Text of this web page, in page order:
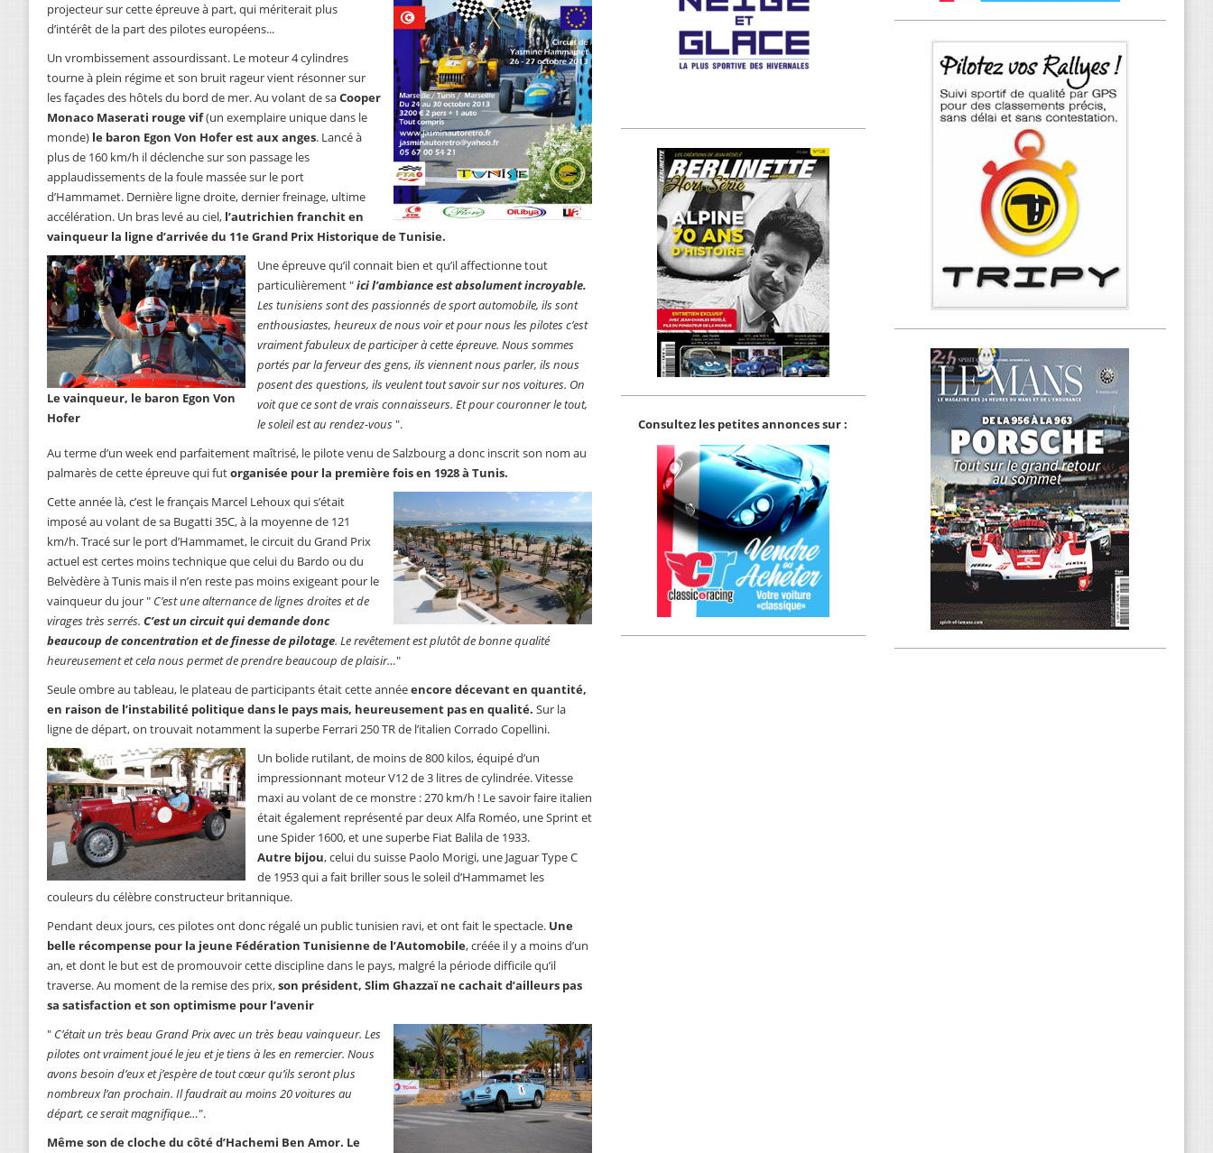
projecteur sur cette épreuve à part, qui mériterait plus
d’intérêt de la part des pilotes européens...
Un vrombissement assourdissant. Le moteur 4 cylindres
tourne à plein régime et son bruit rageur vient résonner sur
les façades des hôtels du bord de mer. Au volant de saCooper
Monaco Maserati rouge vif(un exemplaire unique dans le
monde) le baron Egon Von Hofer est aux anges. Lancé à
plus de 160 km/h il déclenche sur son passage les
applaudissements de la foule massée sur le port
d’Hammamet. Dernière ligne droite, dernier freinage, ultime
accélération. Un bras levé au ciel, l’autrichien franchit en
vainqueur la ligne d’arrivée du 11e Grand Prix Historique de Tunisie.
Le vainqueur, le baron Egon Von
Hofer
Une épreuve qu’il connait bien et qu’il affectionne tout
particulièrement "ici l’ambiance est absolument incroyable.
Les tunisiens sont des passionnés de sport automobile, ils sont
enthousiastes, heureux de nous voir et pour nous les pilotes c’est
vraiment fabuleux de participer à cette épreuve. Nous sommes
portés par la ferveur des gens, ils viennent nous parler, ils nous
posent des questions, ils veulent tout savoir sur nos voitures. On
voit que ce sont de vrais connaisseurs. Et pour couronner le tout,
le soleil est au rendez-vous".
Au terme d’un week end parfaitement maîtrisé, le pilote venu de Salzbourg a donc inscrit son nom au
palmarès de cette épreuve qui futorganisée pour la première fois en 1928 à Tunis.
Cette année là, c’est le français Marcel Lehoux qui s’était
imposé au volant de sa Bugatti 35C, à la moyenne de 121
km/h. Tracé sur le port d’Hammamet, le circuit du Grand Prix
actuel est certes moins technique que celui du Bardo ou du
Belvèdère à Tunis mais il n’en reste pas moins exigeant pour le
vainqueur du jour " C’est une alternance de lignes droites et de
virages très serrés. C’est un circuit qui demande donc
beaucoup de concentration et de finesse de pilotage. Le revêtement est plutôt de bonne qualité
heureusement et cela nous permet de prendre beaucoup de plaisir…"
Seule ombre au tableau, le plateau de participants était cette annéeencore décevant en quantité,
en raison de l’instabilité politique dans le pays mais, heureusement pas en qualité. Sur la
ligne de départ, on trouvait notamment la superbe Ferrari 250 TR de l’italien Corrado Copellini.
Un bolide rutilant, de moins de 800 kilos, équipé d’un
impressionnant moteur V12 de 3 litres de cylindrée. Vitesse
maxi au volant de ce monstre : 270 km/h ! Le savoir faire italien
était également représenté par deux Alfa Roméo, une Sprint et
une Spider 1600, et une superbe Fiat Balila de 1933.
Autre bijou, celui du suisse Paolo Morigi, une Jaguar Type C
de 1953 qui a fait briller sous le soleil d’Hammamet les
couleurs du célèbre constructeur britannique.
Pendant deux jours, ces pilotes ont donc régalé un public tunisien ravi, et ont fait le spectacle. Une
belle récompense pour la jeune Fédération Tunisienne de l’Automobile, créée il y a moins d’un
an, et dont le but est de promouvoir cette discipline dans le pays, malgré la période difficile qu’il
traverse. Au moment de la remise des prix,son président, Slim Ghazzaï ne cachait d’ailleurs pas
sa satisfaction et son optimisme pour l’avenir
" C’était un très beau Grand Prix avec un très beau vainqueur. Les
pilotes ont vraiment joué le jeu et je tiens à les en remercier. Nous
avons besoin d’eux et j’espère de tout cœur qu’ils seront plus
nombreux l’an prochain. Il faudrait au moins 20 voitures au
départ, ce serait magnifique…".
Même son de cloche du côté d’Hachemi Ben Amor. Le
Consultez les petites annonces sur :